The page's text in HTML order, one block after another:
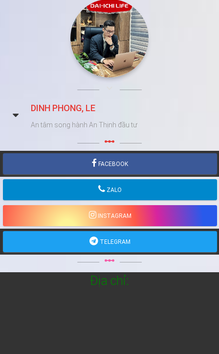
DINH PHONG, LE
An tâm song hành An Thịnh đầu tư
linear_scale
FACEBOOK
ZALO
INSTAGRAM
TELEGRAM
linear_scale
Địa chỉ: